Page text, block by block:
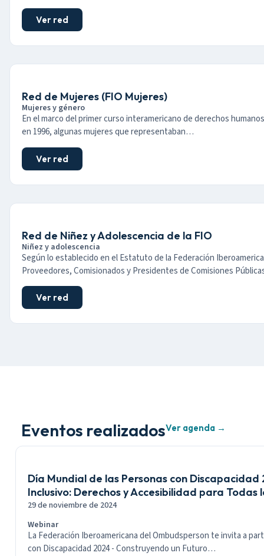
Ver red
Red de Mujeres (FIO Mujeres)
Mujeres y género
En el marco del primer curso interamericano de derechos
en 1996, algunas mujeres que representaban…
Ver red
Red de Niñez y Adolescencia de la FIO
Niñez y adolescencia
Según lo establecido en el Estatuto de la Federación
Proveedores, Comisionados y Presidentes de Comisiones
Ver red
Eventos realizadosVer agenda →
Día Mundial de las Personas con
Inclusivo: Derechos y Accesibilidad para Todas
29 de noviembre de 2024
Webinar
La Federación Iberoamericana del Ombudsperson te invita a
con Discapacidad 2024 - Construyendo un Futuro…